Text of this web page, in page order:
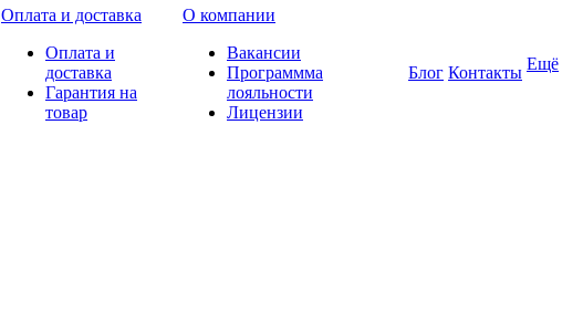
Оплата и доставка
Оплата и
доставка
Гарантия на
товар
О компании
Вакансии
Программма
лояльности
Лицензии
Блог Контакты Ещё